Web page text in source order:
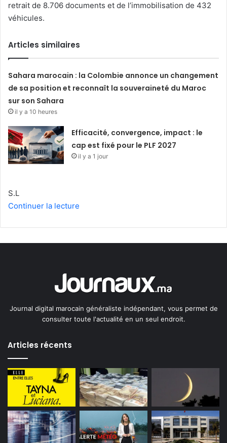
retrait de 8.706 documents et de l’immobilisation de 432
véhicules.
Articles similaires
Sahara marocain : la Colombie annonce un changement
de sa position et reconnaît la souveraineté du Maroc
sur son Sahara
il y a 10 heures
Efficacité, convergence, impact : le
cap est fixé pour le PLF 2027
il y a 1 jour
S.L
Continuer la lecture
Journal digital marocain généraliste indépendant, vous permet de
consulter toute l'actualité en un seul endroit.
Articles récents